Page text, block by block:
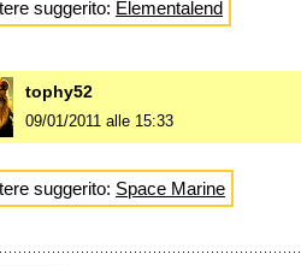
suggerito: Elementalend
tophy52
09/01/2011 alle 15:33
suggerito: Space Marine